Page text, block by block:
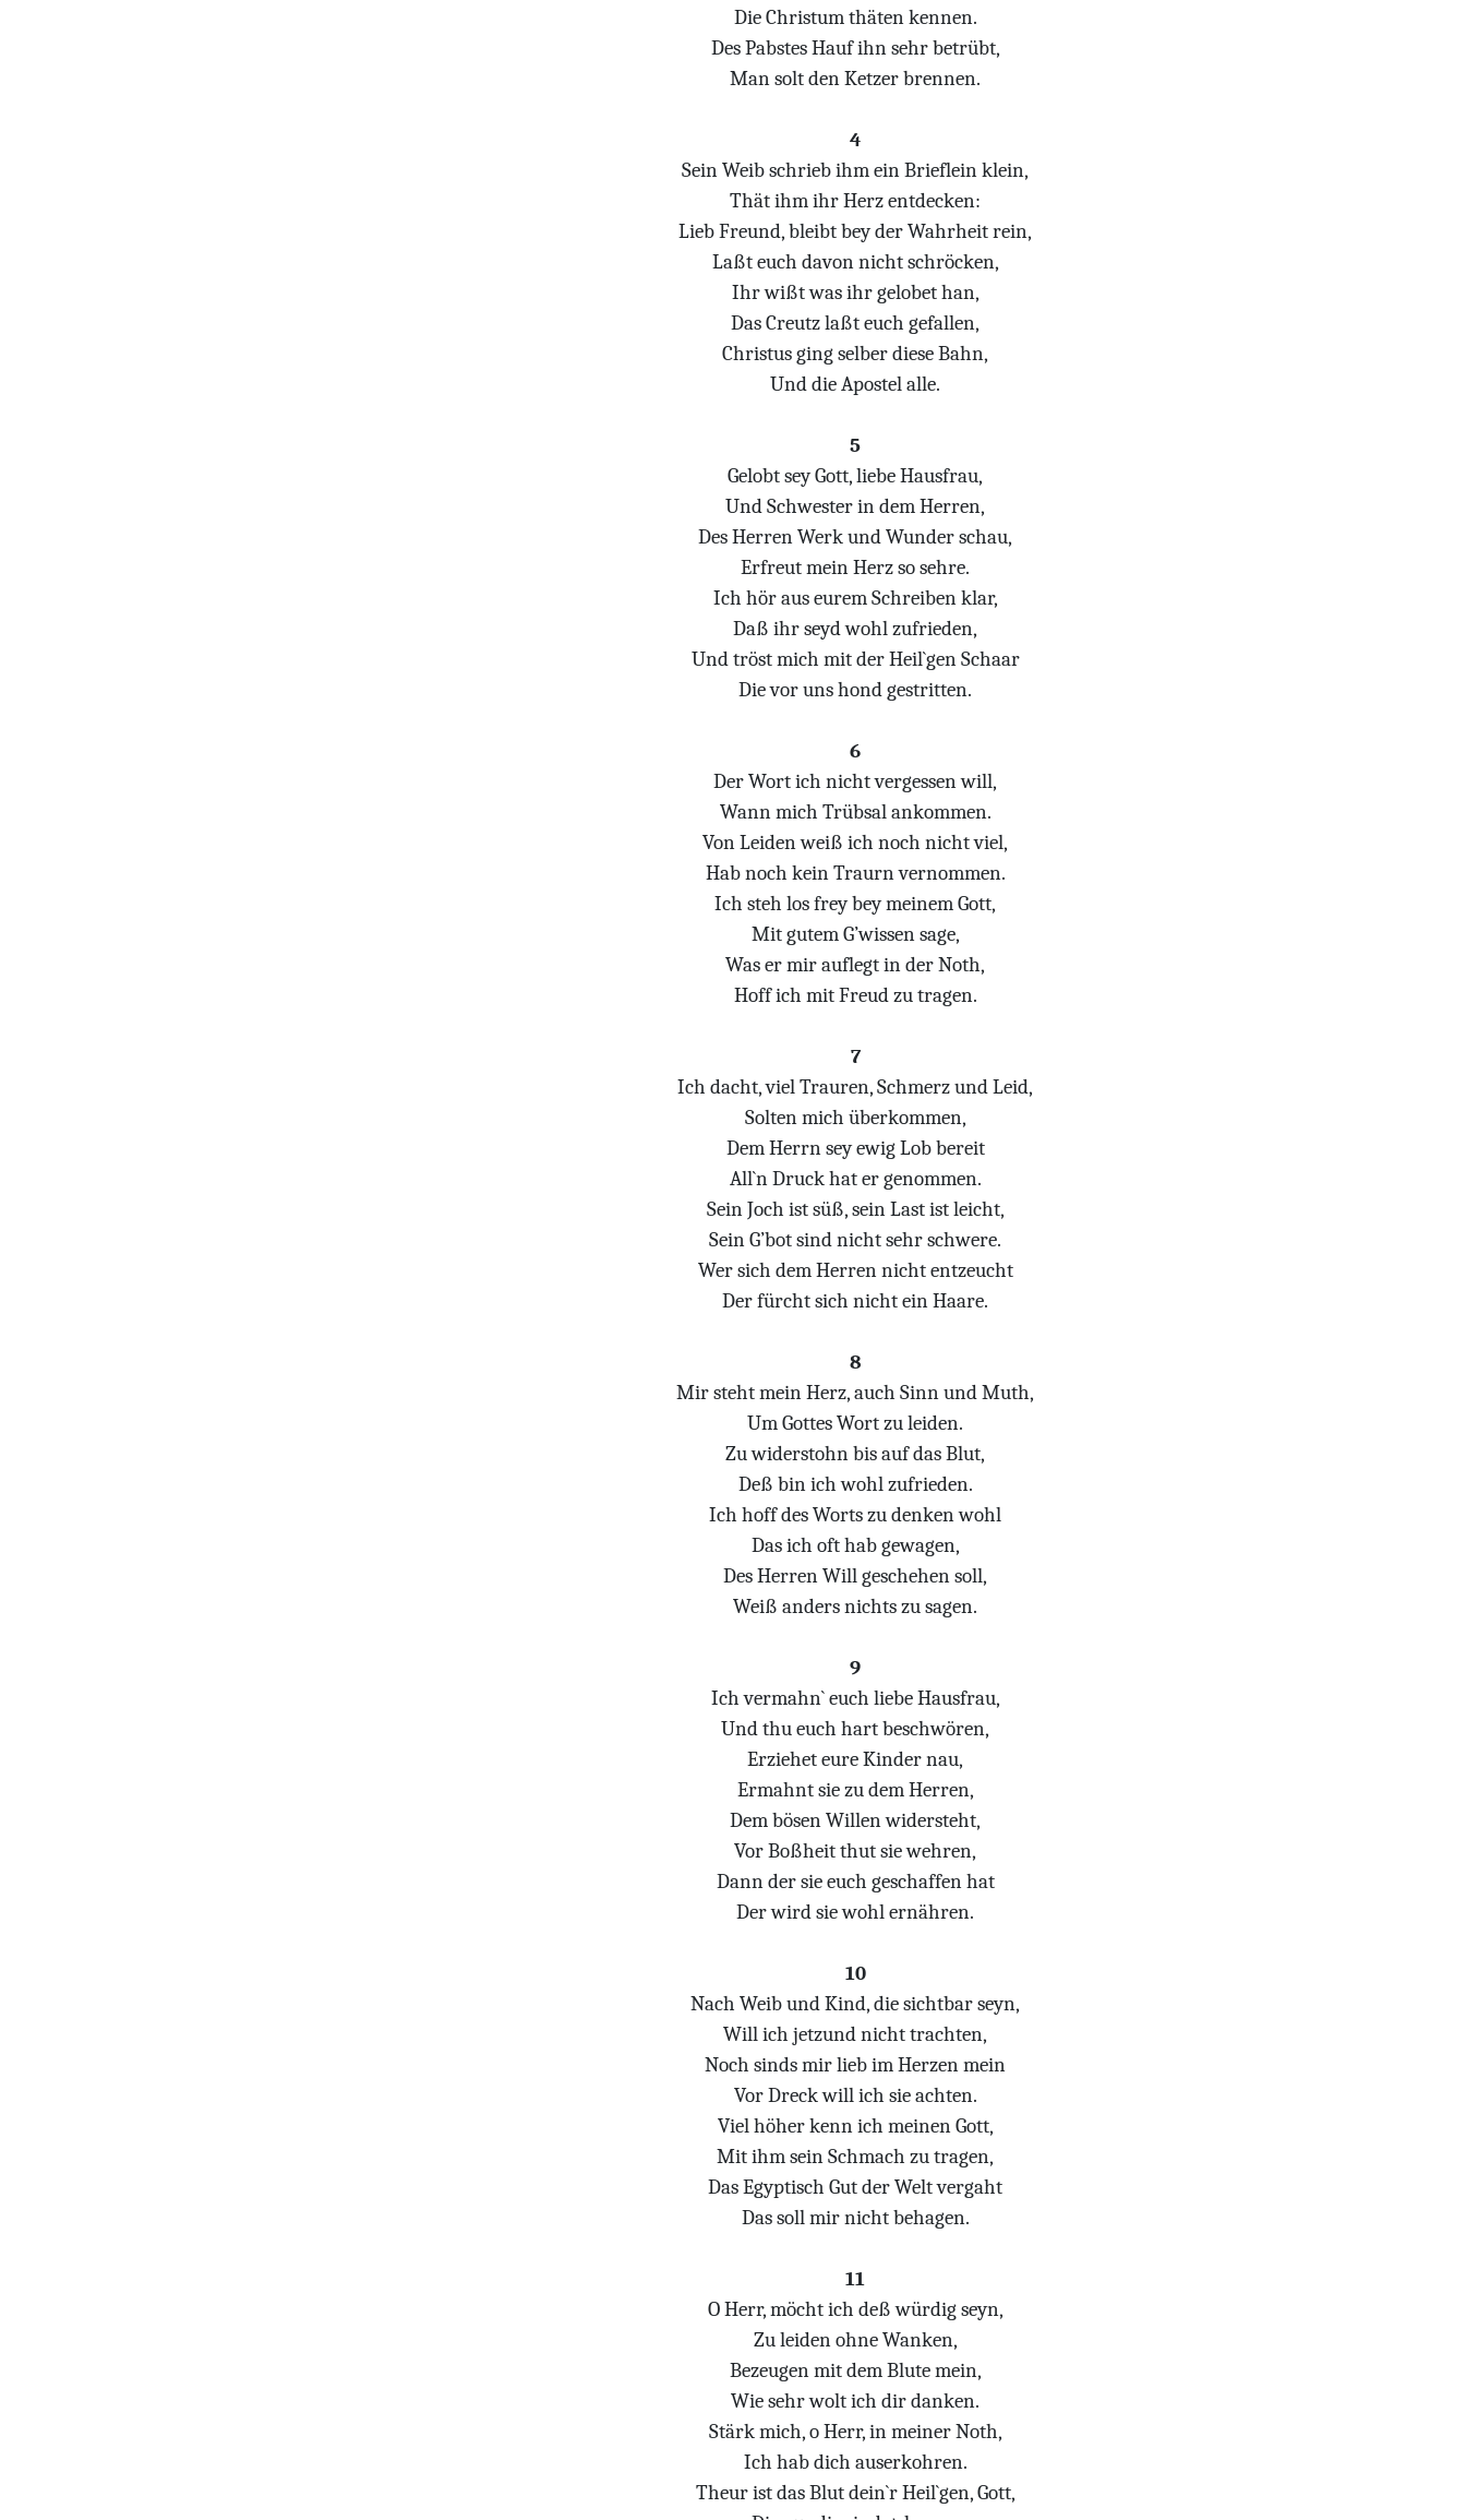
Die Christum thäten kennen.
Des Pabstes Hauf ihn sehr betrübt,
Man solt den Ketzer brennen.
4
Sein Weib schrieb ihm ein Brieflein klein,
Thät ihm ihr Herz entdecken:
Lieb Freund, bleibt bey der Wahrheit rein,
Laßt euch davon nicht schröcken,
Ihr wißt was ihr gelobet han,
Das Creutz laßt euch gefallen,
Christus ging selber diese Bahn,
Und die Apostel alle.
5
Gelobt sey Gott, liebe Hausfrau,
Und Schwester in dem Herren,
Des Herren Werk und Wunder schau,
Erfreut mein Herz so sehre.
Ich hör aus eurem Schreiben klar,
Daß ihr seyd wohl zufrieden,
Und tröst mich mit der Heil`gen Schaar
Die vor uns hond gestritten.
6
Der Wort ich nicht vergessen will,
Wann mich Trübsal ankommen.
Von Leiden weiß ich noch nicht viel,
Hab noch kein Traurn vernommen.
Ich steh los frey bey meinem Gott,
Mit gutem G’wissen sage,
Was er mir auflegt in der Noth,
Hoff ich mit Freud zu tragen.
7
Ich dacht, viel Trauren, Schmerz und Leid,
Solten mich überkommen,
Dem Herrn sey ewig Lob bereit
All`n Druck hat er genommen.
Sein Joch ist süß, sein Last ist leicht,
Sein G’bot sind nicht sehr schwere.
Wer sich dem Herren nicht entzeucht
Der fürcht sich nicht ein Haare.
8
Mir steht mein Herz, auch Sinn und Muth,
Um Gottes Wort zu leiden.
Zu widerstohn bis auf das Blut,
Deß bin ich wohl zufrieden.
Ich hoff des Worts zu denken wohl
Das ich oft hab gewagen,
Des Herren Will geschehen soll,
Weiß anders nichts zu sagen.
9
Ich vermahn` euch liebe Hausfrau,
Und thu euch hart beschwören,
Erziehet eure Kinder nau,
Ermahnt sie zu dem Herren,
Dem bösen Willen widersteht,
Vor Boßheit thut sie wehren,
Dann der sie euch geschaffen hat
Der wird sie wohl ernähren.
10
Nach Weib und Kind, die sichtbar seyn,
Will ich jetzund nicht trachten,
Noch sinds mir lieb im Herzen mein
Vor Dreck will ich sie achten.
Viel höher kenn ich meinen Gott,
Mit ihm sein Schmach zu tragen,
Das Egyptisch Gut der Welt vergaht
Das soll mir nicht behagen.
11
O Herr, möcht ich deß würdig seyn,
Zu leiden ohne Wanken,
Bezeugen mit dem Blute mein,
Wie sehr wolt ich dir danken.
Stärk mich, o Herr, in meiner Noth,
Ich hab dich auserkohren.
Theur ist das Blut dein`r Heil`gen, Gott,